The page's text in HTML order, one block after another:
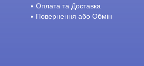
Оплата та Доставка
Повернення або Обмін